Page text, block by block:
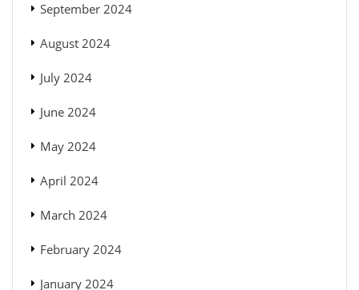
September 2024
August 2024
July 2024
June 2024
May 2024
April 2024
March 2024
February 2024
January 2024